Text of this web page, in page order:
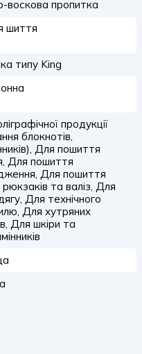
воскова пропитка
шиття
типу King
продукції
блокнотів,
Для пошиття
Для пошиття
Для пошиття
та валіз, Для
Для технічного
Для хутряних
Для шкіри та